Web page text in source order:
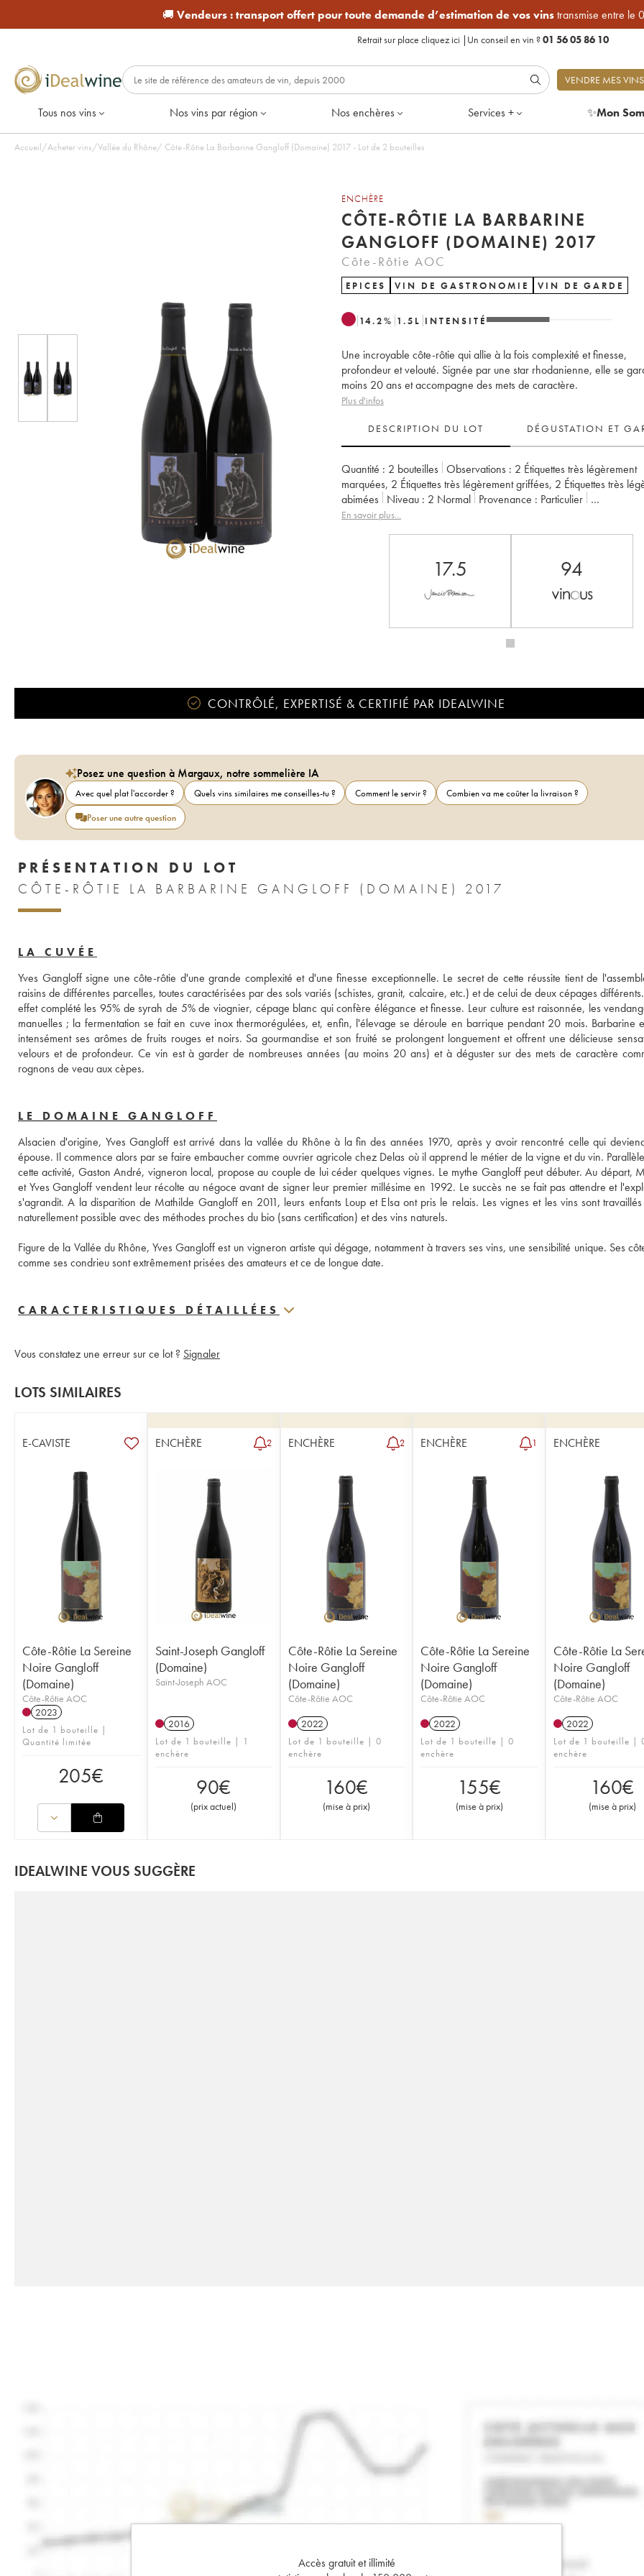
🚚 Vendeurs :transport offert pour toute demande d’estimation de vos vinstransmise entre le
Retrait sur place cliquez ici | Un conseil en vin ?01 56 05 86 10
VENDRE MES VINS
Tous nos vins Nos vins par région Nos enchères Services + ✨Mon
Accueil/Acheter vins/Vallée du Rhône/ Côte-Rôtie La Barbarine Gangloff (Domaine) 2017 - Lot de 2 bouteilles
ENCHÈRE
CÔTE-RÔTIE LA BARBARINE
GANGLOFF (DOMAINE) 2017
Côte-Rôtie AOC
EPICES VIN DE GASTRONOMIE VIN DE GARDE
14.2% 1.5 L INTENSITÉ
Une incroyable côte-rôtie qui allie à la fois complexité et finesse,
profondeur et velouté. Signée par une star rhodanienne, elle se
moins 20 ans et accompagne des mets de caractère.
Plus d'infos
DESCRIPTION DU LOT DÉGUSTATION ET
Quantité : 2 bouteilles Observations : 2 Étiquettes très légèrement
marquées, 2 Étiquettes très légèrement griffées, 2 Étiquettes très
abimées
Niveau : 2 Normal Provenance : particulier
TVA récupérable :
En savoir plus...
17.5 94
CONTRÔLÉ, EXPERTISÉ & CERTIFIÉ PAR IDEALWINE
Posez une question à Margaux, notre sommelière IA
Avec quel plat l'accorder ? Quels vins similaires me conseilles-tu ? Comment le servir ?
Combien va me coûter la livraison ?
Poser une autre question
PRÉSENTATION DU LOT
CÔTE-RÔTIE LA BARBARINE GANGLOFF (DOMAINE) 2017
LA CUVÉE
Yves Gangloff signe une côte-rôtie d'une grande complexité et d'une finesse exceptionnelle. Le secret de cette réussite tient de
raisins de différentes parcelles, toutes caractérisées par des sols variés (schistes, granit, calcaire, etc.) et de celui de deux cépages
effet complété les 95% de syrah de 5% de viognier, cépage blanc qui confère élégance et finesse. Leur culture est raisonnée, les
manuelles ; la fermentation se fait en cuve inox thermorégulées, et, enfin, l'élevage se déroule en barrique pendant 20 mois. Barbarine
intensément ses arômes de fruits rouges et noirs. Sa gourmandise et son fruité se prolongent longuement et offrent une délicieuse
velours et de profondeur. Ce vin est à garder de nombreuses années (au moins 20 ans) et à déguster sur des mets de caractère
rognons de veau aux cèpes.
LE DOMAINE GANGLOFF
Alsacien d'origine, Yves Gangloff est arrivé dans la vallée du Rhône à la fin des années 1970, après y avoir rencontré celle qui
épouse. Il commence alors par se faire embaucher comme ouvrier agricole chez Delas où il apprend le métier de la vigne et du vin.
cette activité, Gaston André, vigneron local, propose au couple de lui céder quelques vignes. Le mythe Gangloff peut débuter. Au départ,
et Yves Gangloff vendent leur récolte au négoce avant de signer leur premier millésime en 1992. Le succès ne se fait pas attendre et
s'agrandit. A la disparition de Mathilde Gangloff en 2011, leurs enfants Loup et Elsa ont pris le relais. Les vignes et les vins sont
naturellement possible avec des méthodes proches du bio (sans certification) et des vins naturels.
Figure de la Vallée du Rhône, Yves Gangloff est un vigneron artiste qui dégage, notamment à travers ses vins, une sensibilité unique. Ses
comme ses condrieu sont extrêmement prisées des amateurs et ce de longue date.
CARACTERISTIQUES DÉTAILLÉES
Vous constatez une erreur sur ce lot ? Signaler
LOTS SIMILAIRES
E-CAVISTE
Côte-Rôtie La Sereine
Noire Gangloff
(Domaine)
Côte-Rôtie AOC
2023
Lot de 1 bouteille |
Quantité limitée
205€
ENCHÈRE 2
Saint-Joseph Gangloff
(Domaine)
Saint-Joseph AOC
2016
Lot de 1 bouteille | 1
enchère
90€
(prix actuel)
ENCHÈRE 2
Côte-Rôtie La Sereine
Noire Gangloff
(Domaine)
Côte-Rôtie AOC
2022
Lot de 1 bouteille | 0
enchère
160€
(mise à prix)
ENCHÈRE 1
Côte-Rôtie La Sereine
Noire Gangloff
(Domaine)
Côte-Rôtie AOC
2022
Lot de 1 bouteille | 0
enchère
155€
(mise à prix)
ENCHÈRE
Côte-Rôtie La
Noire Gangloff
(Domaine)
Côte-Rôtie AOC
2022
Lot de 1 bouteille |
enchère
160€
(mise à prix)
IDEALWINE VOUS SUGGÈRE
Accès gratuit et illimité